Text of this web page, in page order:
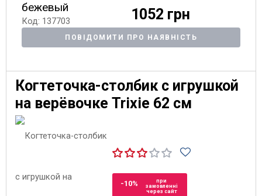
бежевый
Код: 137703 1052 грн
ПОВІДОМИТИ ПРО НАЯВНІСТЬ
Когтеточка-столбик с игрушкой
на верёвочке Trixie 62 см
-10%
при
замовленні
через сайт